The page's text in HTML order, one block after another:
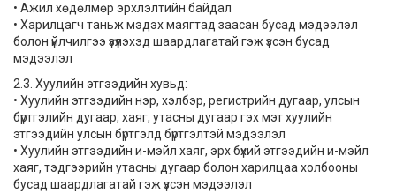
• Ажил хөдөлмөр эрхлэлтийн байдал
• Харилцагч таньж мэдэх маягтад заасан бусад мэдээлэл
болон үйлчилгээ үзүүлэхэд шаардлагатай гэж үзсэн бусад
мэдээлэл
2.3. Хуулийн этгээдийн хувьд:
• Хуулийн этгээдийн нэр, хэлбэр, регистрийн дугаар, улсын
бүртгэлийн дугаар, хаяг, утасны дугаар гэх мэт хуулийн
этгээдийн улсын бүртгэлд бүртгэлтэй мэдээлэл
• Хуулийн этгээдийн и-мэйл хаяг, эрх бүхий этгээдийн и-мэйл
хаяг, тэдгээрийн утасны дугаар болон харилцаа холбооны
бусад шаардлагатай гэж үзсэн мэдээлэл